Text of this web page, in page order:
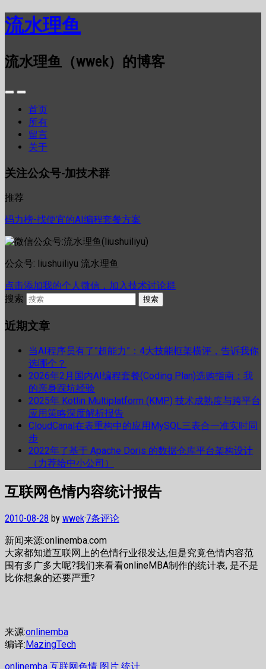
流水理鱼
流水理鱼（wwek）的博客
首页
所有
留言
关于
关注公众号-加技术群
推荐
码力榜-找便宜的AI编程套餐方案
公众号: liushuiliyu 流水理鱼
点击添加我的个人微信，加入技术讨论群
搜索
近期文章
当AI程序员有了”超能力”：4大技能框架横评，告诉我你
选哪个？
2026年2月国内AI编程套餐(Coding Plan)选购指南：我
的亲身踩坑经验
2025年 Kotlin Multiplatform (KMP) 技术成熟度与跨平台
应用策略深度解析报告
CloudCanal在表重构中的应用MySQL三表合一准实时同
步
2022年了基于 Apache Doris 的数据仓库平台架构设计
（力荐给中小公司）
互联网色情内容统计报告
2010-08-28 by wwek·7条评论
新闻来源:onlinemba.com
大家都知道互联网上的色情行业很发达,但是究竟色情内容范
围有多广多大呢?我们来看看onlineMBA制作的统计表, 是不是
比你想象的还要严重?
来源:onlinemba
编译: MazingTech
onlinemba 互联网色情 图片 统计